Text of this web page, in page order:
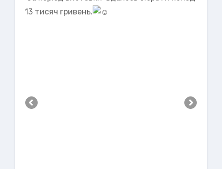
13 тисяч гривень.